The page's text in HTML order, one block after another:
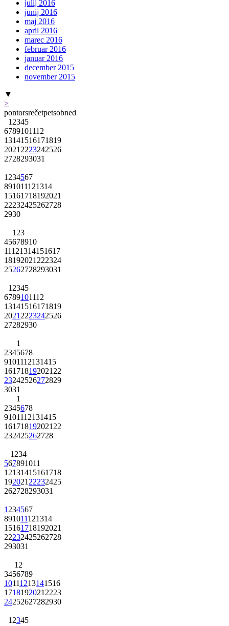
julij 2016
junij 2016
maj 2016
april 2016
marec 2016
februar 2016
januar 2016
december 2015
november 2015
▼
>
pontorsrečetpetsobned
1 2345
6789101112
13141516171819
2021 2223242526
2728293031
1 234567
891011121314
15161718192021
22232425262728
2930
1 23
45678910
11121314151617
18192021 222324
25262728293031
1 2345
6789101112
13141516171819
2021 2223242526
27282930
1
2345678
9101112131415
161718192021 22
23242526272829
3031
1
2345678
9101112131415
161718192021 22
232425262728
1 234
567891011
12131415161718
192021 22232425
262728293031
1 234567
891011121314
15161718192021
22232425262728
293031
1 2
3456789
10111213141516
1718192021 2223
24252627282930
1 2345